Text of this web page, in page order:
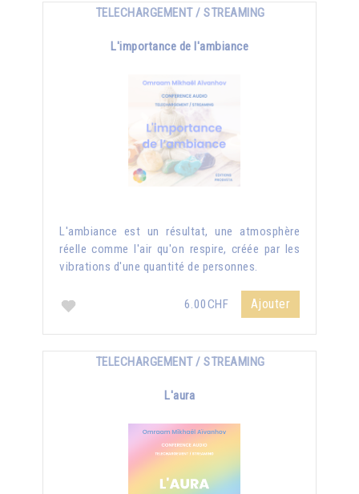
TELECHARGEMENT / STREAMING
L'importance de l'ambiance
L'ambiance est un résultat, une atmosphère
réelle comme l'air qu'on respire, créée par les
vibrations d'une quantité de personnes.
6.00CHF Ajouter
TELECHARGEMENT / STREAMING
L'aura